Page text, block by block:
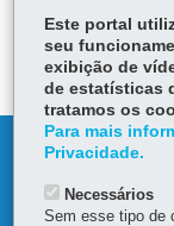
DEIXE SUA
DENUNCIE
OUVIDORIA
Este portal
seu
exibição de
de estatísticas
tratamos os
Para mais
Privacidade.
Necessários
Sem esse tipo de